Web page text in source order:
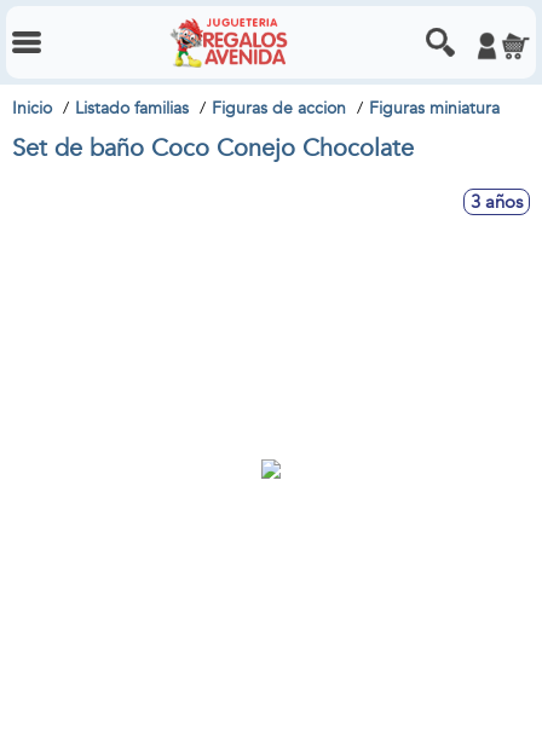
Inicio Listado familias Figuras de accion Figuras miniatura
Set de baño Coco Conejo Chocolate
3 años